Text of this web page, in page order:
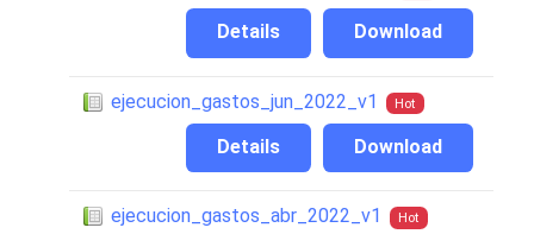
Download
Details
ejecucion_gastos_jun_2022_v1 Hot
Download
Details
ejecucion_gastos_abr_2022_v1 Hot